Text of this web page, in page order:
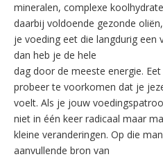
mineralen, complexe
daarbij voldoende gezonde
je voeding eet die langdurig
dan heb je de hele
dag door de meeste energie.
probeer te voorkomen dat je
voelt. Als je jouw
niet in één keer radicaal maar
kleine veranderingen. Op die
aanvullende bron van